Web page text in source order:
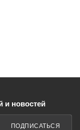
и новостей
ПОДПИСАТЬСЯ